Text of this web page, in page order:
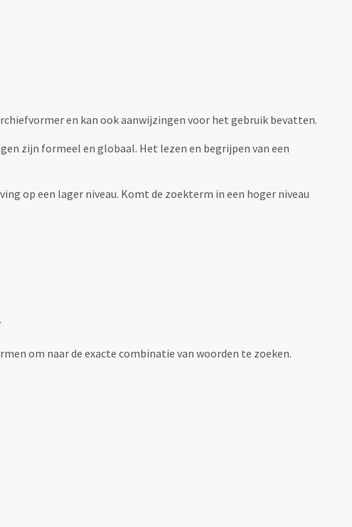
en kan ook aanwijzingen voor het gebruik bevatten.
zijn formeel en globaal. Het lezen en begrijpen van een
op een lager niveau. Komt de zoekterm in een hoger niveau
om naar de exacte combinatie van woorden te zoeken.